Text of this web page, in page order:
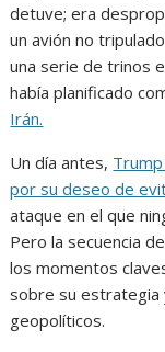
detuve; era
un avión no
una serie de trinos
había planificado
Irán.
Un día antes,
por su deseo de
ataque en el que
Pero la secuencia
los momentos
sobre su estrategia
geopolíticos.